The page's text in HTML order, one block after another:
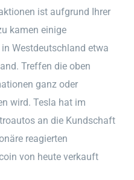
ist aufgrund Ihrer
kamen einige
Westdeutschland etwa
Treffen die oben
ganz oder
wird. Tesla hat im
an die Kundschaft
reagierten
von heute verkauft